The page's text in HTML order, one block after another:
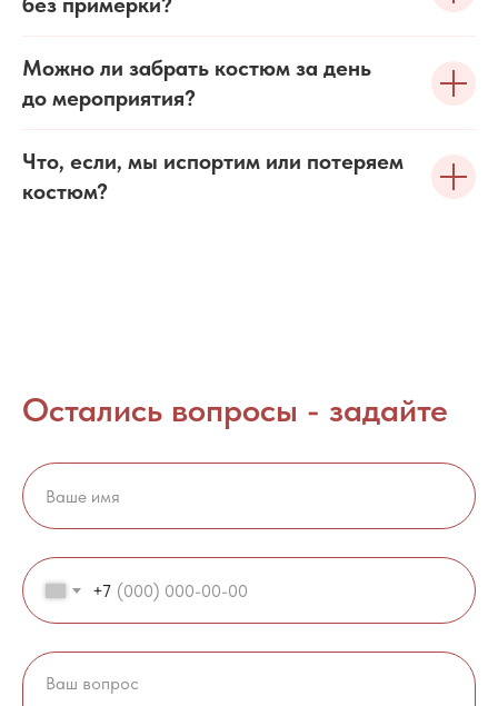
Можно ли забрать костюм за день
до мероприятия?
Что, если, мы испортим или потеряем
костюм?
Остались вопросы - задайте
+7